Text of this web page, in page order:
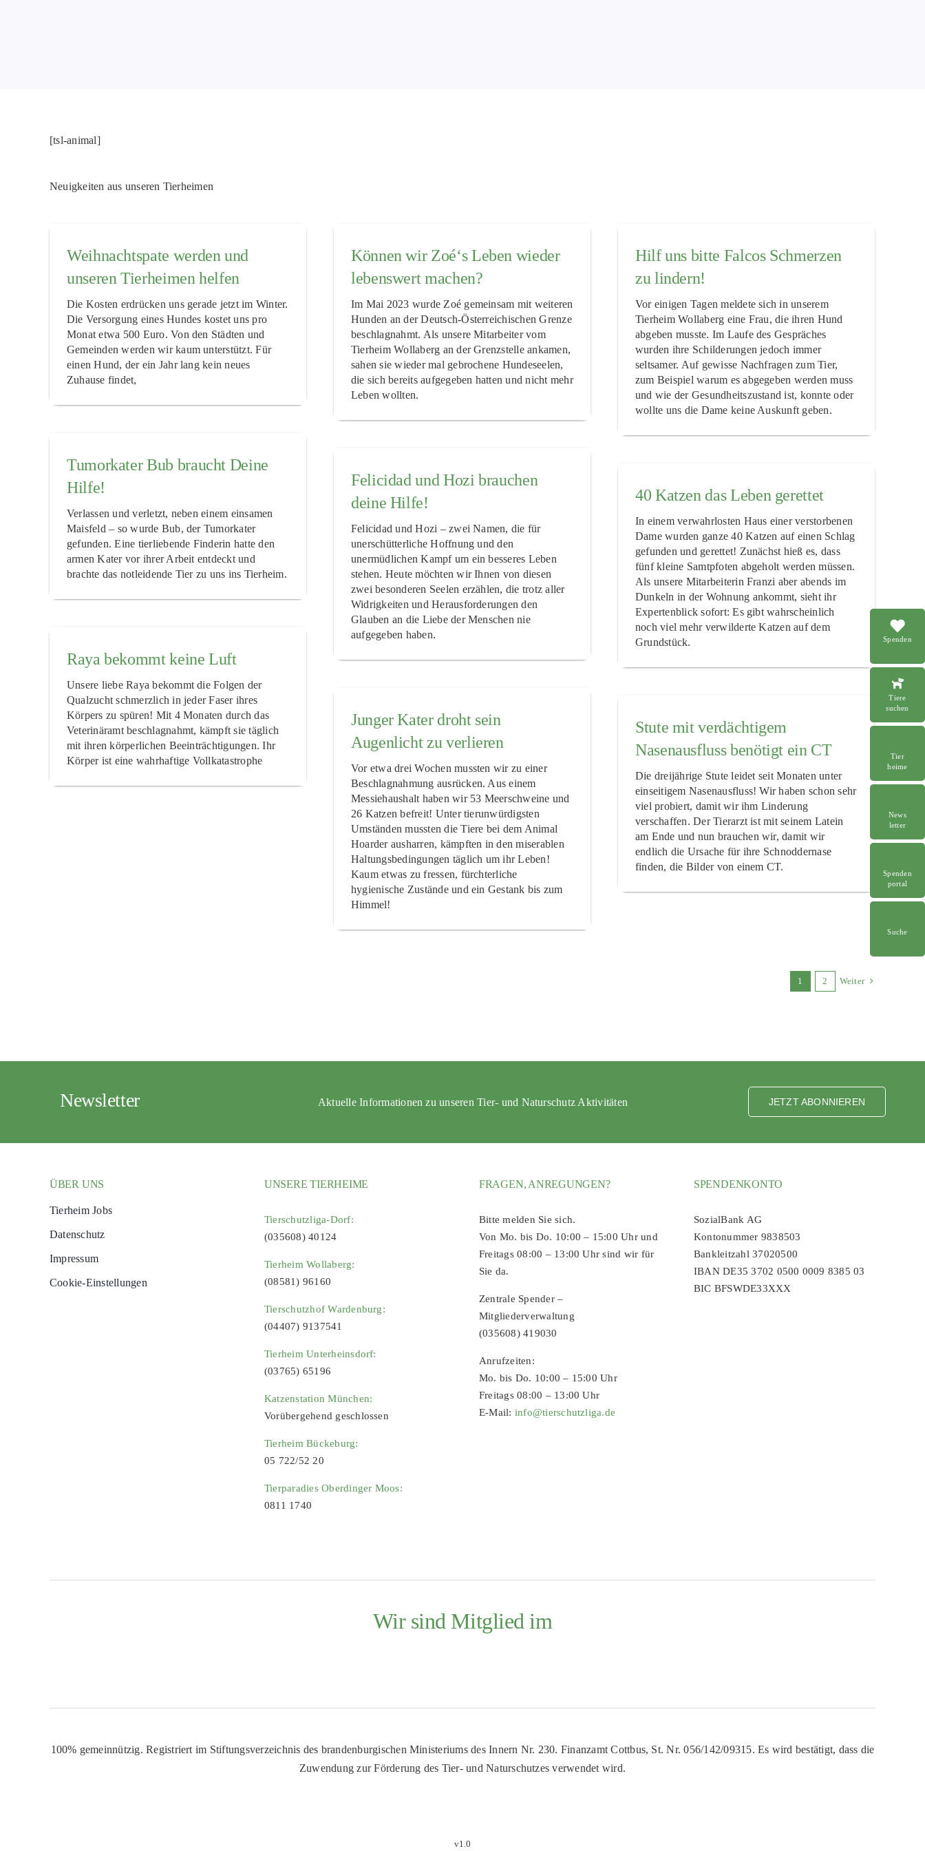
Spenden
Tiere
suchen
Tier
heime
News
letter
Spenden
portal
Suche
[tsl-animal]
Neuigkeiten aus unseren Tierheimen
Weihnachtspate werden und
unseren Tierheimen helfen
Die Kosten erdrücken uns gerade jetzt im Winter.
Die Versorgung eines Hundes kostet uns pro
Monat etwa 500 Euro. Von den Städten und
Gemeinden werden wir kaum unterstützt. Für
einen Hund, der ein Jahr lang kein neues
Zuhause findet,
Können wir Zoé‘s Leben wieder
lebenswert machen?
Im Mai 2023 wurde Zoé gemeinsam mit weiteren
Hunden an der Deutsch-Österreichischen Grenze
beschlagnahmt. Als unsere Mitarbeiter vom
Tierheim Wollaberg an der Grenzstelle ankamen,
sahen sie wieder mal gebrochene Hundeseelen,
die sich bereits aufgegeben hatten und nicht mehr
Leben wollten.
Hilf uns bitte Falcos Schmerzen
zu lindern!
Vor einigen Tagen meldete sich in unserem
Tierheim Wollaberg eine Frau, die ihren Hund
abgeben musste. Im Laufe des Gespräches
wurden ihre Schilderungen jedoch immer
seltsamer. Auf gewisse Nachfragen zum Tier,
zum Beispiel warum es abgegeben werden muss
und wie der Gesundheitszustand ist, konnte oder
wollte uns die Dame keine Auskunft geben.
Tumorkater Bub braucht Deine
Hilfe!
Verlassen und verletzt, neben einem einsamen
Maisfeld – so wurde Bub, der Tumorkater
gefunden. Eine tierliebende Finderin hatte den
armen Kater vor ihrer Arbeit entdeckt und
brachte das notleidende Tier zu uns ins Tierheim.
Felicidad und Hozi brauchen
deine Hilfe!
Felicidad und Hozi – zwei Namen, die für
unerschütterliche Hoffnung und den
unermüdlichen Kampf um ein besseres Leben
stehen. Heute möchten wir Ihnen von diesen
zwei besonderen Seelen erzählen, die trotz aller
Widrigkeiten und Herausforderungen den
Glauben an die Liebe der Menschen nie
aufgegeben haben.
40 Katzen das Leben gerettet
In einem verwahrlosten Haus einer verstorbenen
Dame wurden ganze 40 Katzen auf einen Schlag
gefunden und gerettet! Zunächst hieß es, dass
fünf kleine Samtpfoten abgeholt werden müssen.
Als unsere Mitarbeiterin Franzi aber abends im
Dunkeln in der Wohnung ankommt, sieht ihr
Expertenblick sofort: Es gibt wahrscheinlich
noch viel mehr verwilderte Katzen auf dem
Grundstück.
Raya bekommt keine Luft
Unsere liebe Raya bekommt die Folgen der
Qualzucht schmerzlich in jeder Faser ihres
Körpers zu spüren! Mit 4 Monaten durch das
Veterinäramt beschlagnahmt, kämpft sie täglich
mit ihren körperlichen Beeinträchtigungen. Ihr
Körper ist eine wahrhaftige Vollkatastrophe
Junger Kater droht sein
Augenlicht zu verlieren
Vor etwa drei Wochen mussten wir zu einer
Beschlagnahmung ausrücken. Aus einem
Messiehaushalt haben wir 53 Meerschweine und
26 Katzen befreit! Unter tierunwürdigsten
Umständen mussten die Tiere bei dem Animal
Hoarder ausharren, kämpften in den miserablen
Haltungsbedingungen täglich um ihr Leben!
Kaum etwas zu fressen, fürchterliche
hygienische Zustände und ein Gestank bis zum
Himmel!
Stute mit verdächtigem
Nasenausfluss benötigt ein CT
Die dreijährige Stute leidet seit Monaten unter
einseitigem Nasenausfluss! Wir haben schon sehr
viel probiert, damit wir ihm Linderung
verschaffen. Der Tierarzt ist mit seinem Latein
am Ende und nun brauchen wir, damit wir
endlich die Ursache für ihre Schnoddernase
finden, die Bilder von einem CT.
1 2 Weiter
Newsletter Aktuelle Informationen zu unseren Tier- und Naturschutz Aktivitäten JETZT ABONNIEREN
ÜBER UNS
Tierheim Jobs
Datenschutz
Impressum
Cookie-Einstellungen
UNSERE TIERHEIME
Tierschutzliga-Dorf:
(035608) 40124
Tierheim Wollaberg:
(08581) 96160
Tierschutzhof Wardenburg:
(04407) 9137541
Tierheim Unterheinsdorf:
(03765) 65196
Katzenstation München:
Vorübergehend geschlossen
Tierheim Bückeburg:
05 722/52 20
Tierparadies Oberdinger Moos:
0811 1740
FRAGEN, ANREGUNGEN?
Bitte melden Sie sich.
Von Mo. bis Do. 10:00 – 15:00 Uhr und
Freitags 08:00 – 13:00 Uhr sind wir für
Sie da.
Zentrale Spender –
Mitgliederverwaltung
(035608) 419030
Anrufzeiten:
Mo. bis Do. 10:00 – 15:00 Uhr
Freitags 08:00 – 13:00 Uhr
E-Mail: info@tierschutzliga.de
SPENDENKONTO
SozialBank AG
Kontonummer 9838503
Bankleitzahl 37020500
IBAN DE35 3702 0500 0009 8385 03
BIC BFSWDE33XXX
Wir sind Mitglied im
100% gemeinnützig. Registriert im Stiftungsverzeichnis des brandenburgischen Ministeriums des Innern Nr. 230. Finanzamt Cottbus, St. Nr. 056/142/09315. Es wird bestätigt, dass die
Zuwendung zur Förderung des Tier- und Naturschutzes verwendet wird.
v1.0